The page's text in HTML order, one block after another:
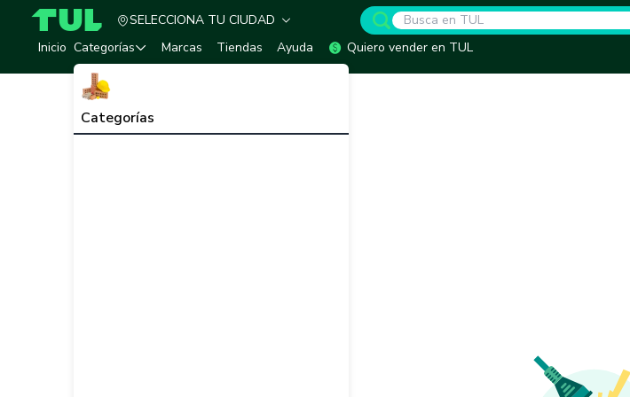
TUL - Tu Marketplace de Construcción
SELECCIONA TU CIUDAD
Inicio Categorías
Categorías
Marcas Tiendas Ayuda Quiero vender en TUL